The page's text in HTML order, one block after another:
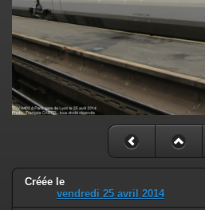
Créée le
vendredi 25 avril 2014